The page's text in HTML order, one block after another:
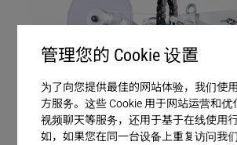
管理您的 Cookie 设置
为了向您提供最佳的网站体验，我们使
方服务。这些 Cookie 用于网站运营和优
视频聊天等服务，还用于基于在线使用
如，如果您在同一台设备上重复访问我
超声波焊接
产品